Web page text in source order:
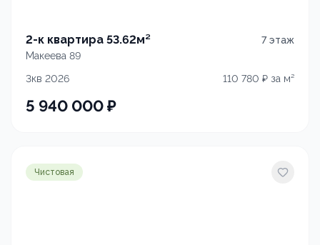
2-к квартира 53.62м² 7этаж
Макеева 89
3кв 2026
110 780 ₽ за м²
5 940 000₽
Чистовая